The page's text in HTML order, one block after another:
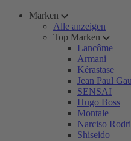
Marken
Alle anzeigen
Top Marken
Lancôme
Armani
Kérastase
Jean Paul
SENSAI
Hugo Boss
Montale
Narciso
Shiseido